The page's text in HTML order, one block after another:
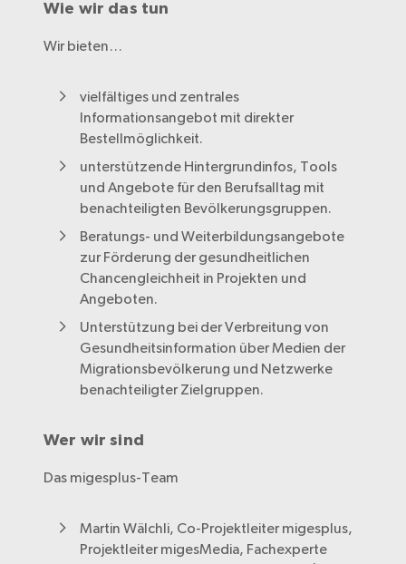
Wie wir das tun
Wir bieten…
vielfältiges und zentrales
Informationsangebot mit direkter
Bestellmöglichkeit.
unterstützende Hintergrundinfos, Tools
und Angebote für den Berufsalltag mit
benachteiligten Bevölkerungsgruppen.
Beratungs- und Weiterbildungsangebote
zur Förderung der gesundheitlichen
Chancengleichheit in Projekten und
Angeboten.
Unterstützung bei der Verbreitung von
Gesundheitsinformation über Medien der
Migrationsbevölkerung und Netzwerke
benachteiligter Zielgruppen.
Wer wir sind
Das migesplus-Team
Martin Wälchli, Co-Projektleiter migesplus,
Projektleiter migesMedia, Fachexperte